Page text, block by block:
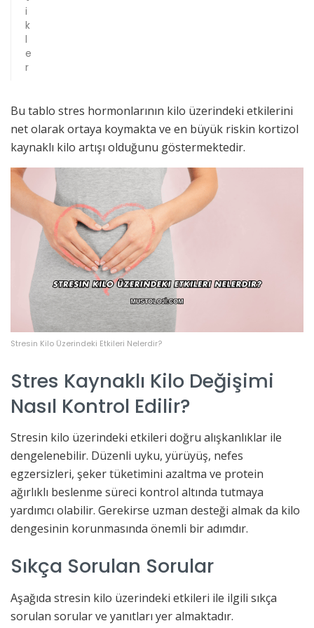
i
k
l
e
r
Bu tablo stres hormonlarının kilo üzerindeki etkilerini
net olarak ortaya koymakta ve en büyük riskin kortizol
kaynaklı kilo artışı olduğunu göstermektedir.
Stresin Kilo Üzerindeki Etkileri Nelerdir?
Stres Kaynaklı Kilo Değişimi
Nasıl Kontrol Edilir?
Stresin kilo üzerindeki etkileri doğru alışkanlıklar ile
dengelenebilir. Düzenli uyku, yürüyüş, nefes
egzersizleri, şeker tüketimini azaltma ve protein
ağırlıklı beslenme süreci kontrol altında tutmaya
yardımcı olabilir. Gerekirse uzman desteği almak da kilo
dengesinin korunmasında önemli bir adımdır.
Sıkça Sorulan Sorular
Aşağıda stresin kilo üzerindeki etkileri ile ilgili sıkça
sorulan sorular ve yanıtları yer almaktadır.